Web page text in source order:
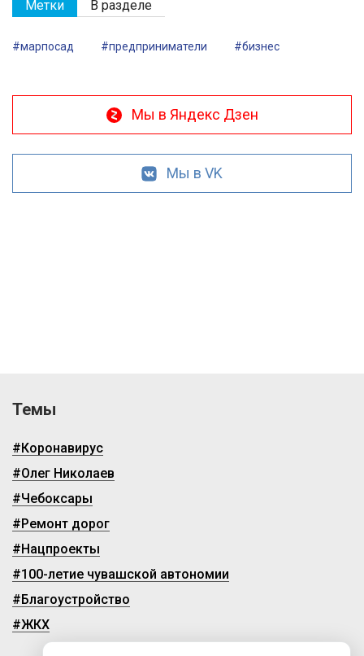
Метки В разделе
#марпосад #предприниматели #бизнес
Мы в Яндекс Дзен
Мы в VK
Темы
#Коронавирус
#Олег Николаев
#Чебоксары
#Ремонт дорог
#Нацпроекты
#100-летие чувашской автономии
#Благоустройство
#ЖКХ